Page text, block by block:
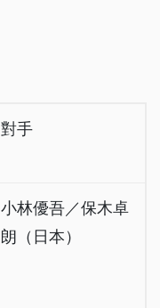
對手
小林優吾／保木卓
朗（日本）